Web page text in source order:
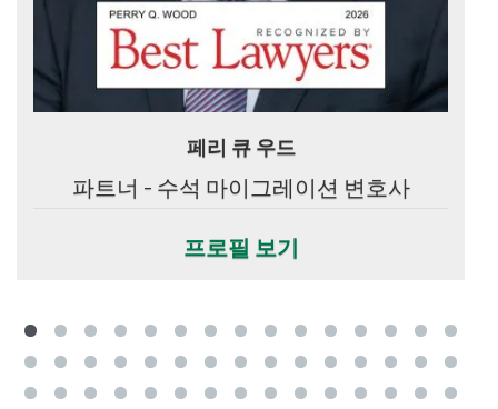
페리 큐 우드
파트너 - 수석 마이그레이션 변호사
프로필 보기